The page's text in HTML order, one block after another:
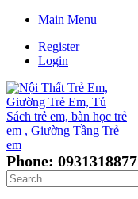
Main Menu
Register
Login
Phone: 0931318877